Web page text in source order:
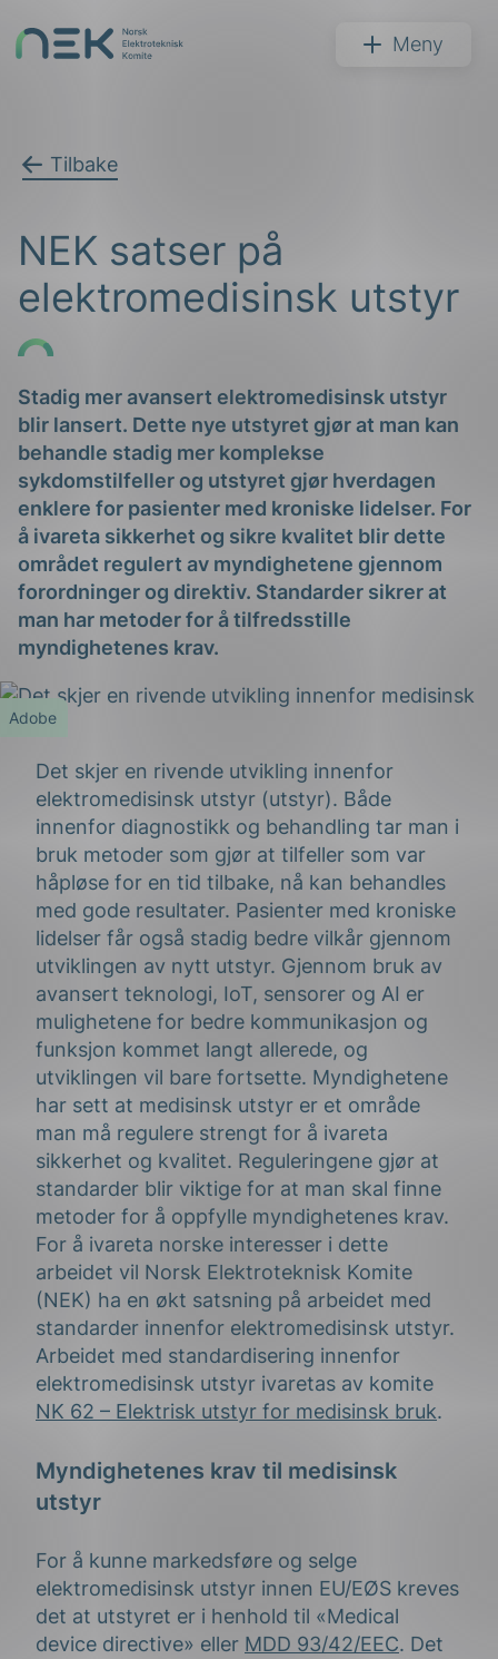
NEK Meny
Tilbake
NEK satser på
elektromedisinsk utstyr
Stadig mer avansert elektromedisinsk utstyr
blir lansert. Dette nye utstyret gjør at man kan
behandle stadig mer komplekse
sykdomstilfeller og utstyret gjør hverdagen
enklere for pasienter med kroniske lidelser. For
å ivareta sikkerhet og sikre kvalitet blir dette
området regulert av myndighetene gjennom
forordninger og direktiv. Standarder sikrer at
man har metoder for å tilfredsstille
myndighetenes krav.
Adobe
Det skjer en rivende utvikling innenfor
elektromedisinsk utstyr (utstyr). Både
innenfor diagnostikk og behandling tar man i
bruk metoder som gjør at tilfeller som var
håpløse for en tid tilbake, nå kan behandles
med gode resultater. Pasienter med kroniske
lidelser får også stadig bedre vilkår gjennom
utviklingen av nytt utstyr. Gjennom bruk av
avansert teknologi, IoT, sensorer og AI er
mulighetene for bedre kommunikasjon og
funksjon kommet langt allerede, og
utviklingen vil bare fortsette. Myndighetene
har sett at medisinsk utstyr er et område
man må regulere strengt for å ivareta
sikkerhet og kvalitet. Reguleringene gjør at
standarder blir viktige for at man skal finne
metoder for å oppfylle myndighetenes krav.
For å ivareta norske interesser i dette
arbeidet vil Norsk Elektroteknisk Komite
(NEK) ha en økt satsning på arbeidet med
standarder innenfor elektromedisinsk utstyr.
Arbeidet med standardisering innenfor
elektromedisinsk utstyr ivaretas av komite
NK 62 – Elektrisk utstyr for medisinsk bruk.
Myndighetenes krav til medisinsk
utstyr
For å kunne markedsføre og selge
elektromedisinsk utstyr innen EU/EØS kreves
det at utstyret er i henhold til «Medical
device directive» eller MDD 93/42/EEC. Det